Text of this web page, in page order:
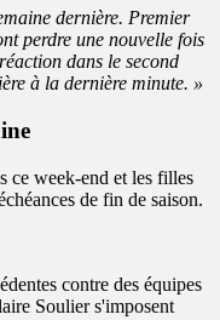
dernière. Premier
perdre une nouvelle fois
dans le second
à la dernière minute. »
ce week-end et les filles
de fin de saison.
contre des équipes
Soulier s'imposent